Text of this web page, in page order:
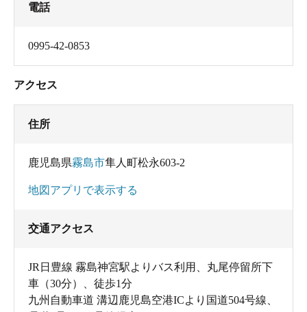
電話
0995-42-0853
アクセス
住所
鹿児島県霧島市隼人町松永603-2
地図アプリで表示する
交通アクセス
JR日豊線 霧島神宮駅よりバス利用、丸尾停留所下
車（30分）、徒歩1分
九州自動車道 溝辺鹿児島空港ICより国道504号線、